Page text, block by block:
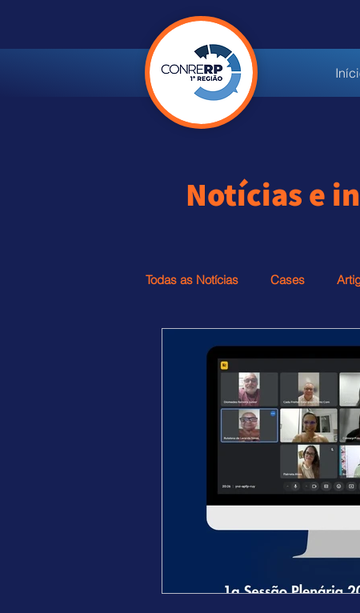
Notícias e
Todas as Notícias Cases
Informação